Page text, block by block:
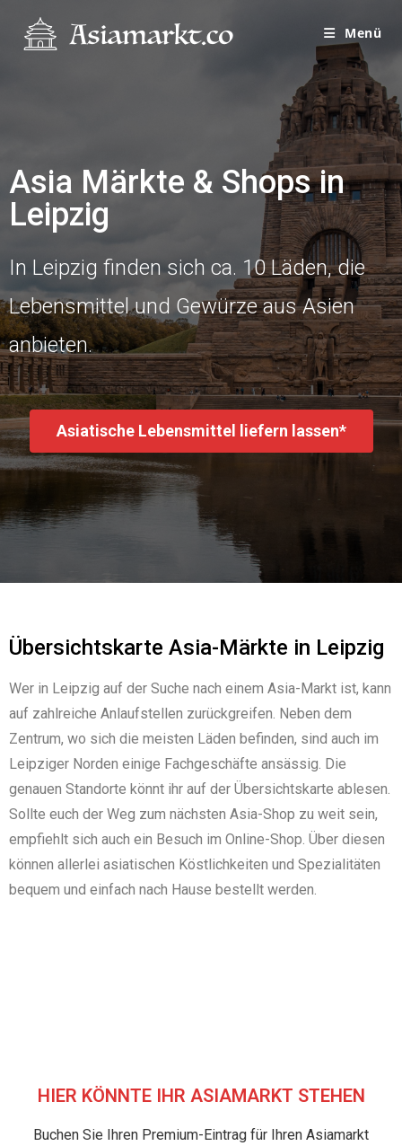
Menü
Asia Märkte & Shops in
Leipzig
In Leipzig finden sich ca. 10 Läden, die
Lebensmittel und Gewürze aus Asien
anbieten.
Asiatische Lebensmittel liefern lassen*
Übersichtskarte Asia-Märkte in Leipzig
Wer in Leipzig auf der Suche nach einem Asia-Markt ist, kann
auf zahlreiche Anlaufstellen zurückgreifen. Neben dem
Zentrum, wo sich die meisten Läden befinden, sind auch im
Leipziger Norden einige Fachgeschäfte ansässig. Die
genauen Standorte könnt ihr auf der Übersichtskarte ablesen.
Sollte euch der Weg zum nächsten Asia-Shop zu weit sein,
empfiehlt sich auch ein Besuch im Online-Shop. Über diesen
können allerlei asiatischen Köstlichkeiten und Spezialitäten
bequem und einfach nach Hause bestellt werden.
HIER KÖNNTE IHR ASIAMARKT STEHEN
Buchen Sie Ihren Premium-Eintrag für Ihren Asiamarkt